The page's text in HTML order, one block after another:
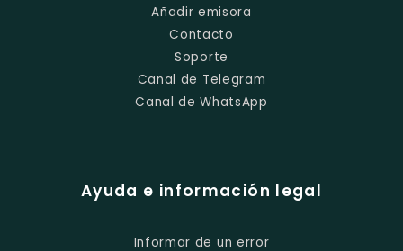
Añadir emisora
Contacto
Soporte
Canal de Telegram
Canal de WhatsApp
Ayuda e información legal
Informar de un error